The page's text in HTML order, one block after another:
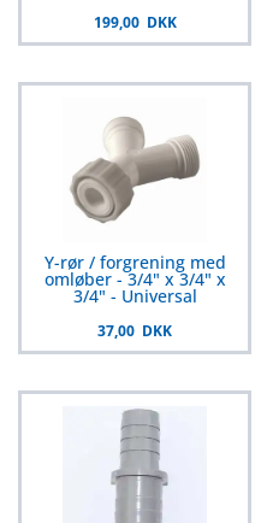
199,00 DKK
Y-rør / forgrening med
omløber - 3/4" x 3/4" x
3/4" - Universal
37,00 DKK